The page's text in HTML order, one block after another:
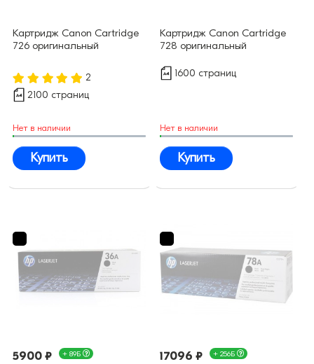
Картридж Canon Cartridge
726 оригинальный
2
2100 страниц
Нет в наличии
Купить
Картридж Canon Cartridge
728 оригинальный
1600 страниц
Нет в наличии
Купить
5900 ₽ + 89Б 17096 ₽ + 256Б